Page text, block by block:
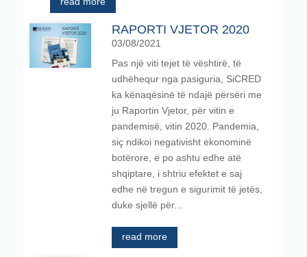
RAPORTI VJETOR 2020
03/08/2021
Pas një viti tejet të vështirë, të
udhëhequr nga pasiguria, SiCRED
ka kënaqësinë të ndajë përsëri me
ju Raportin Vjetor, për vitin e
pandemisë, vitin 2020. Pandemia,
siç ndikoi negativisht ekonominë
botërore, e po ashtu edhe atë
shqiptare, i shtriu efektet e saj
edhe në tregun e sigurimit të jetës,
duke sjellë për...
read more